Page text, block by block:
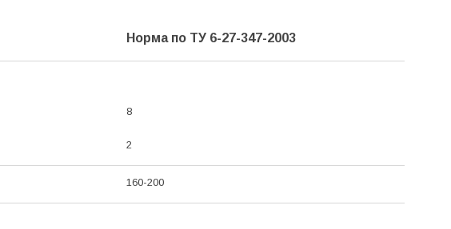
Норма по ТУ 6-27-347-2003
8
2
160-200